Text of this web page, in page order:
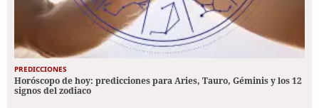
PREDICCIONES
Horóscopo de hoy: predicciones para Aries, Tauro, Géminis y los 12
signos del zodiaco